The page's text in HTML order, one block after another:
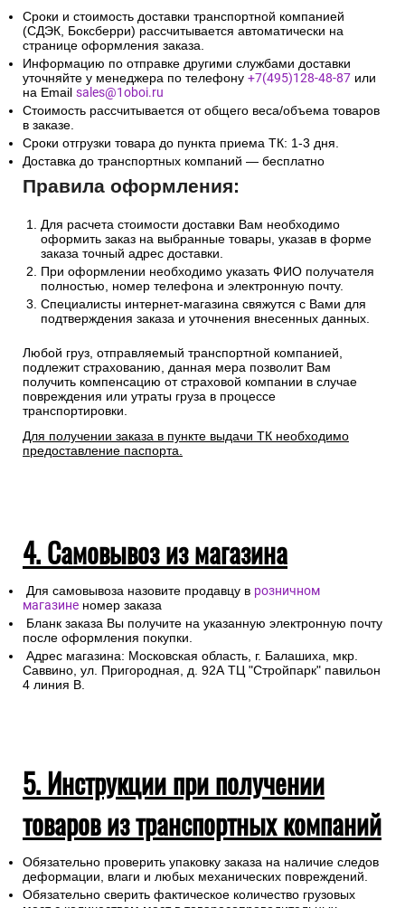
Сроки и стоимость доставки транспортной компанией
(СДЭК, Боксберри) рассчитывается автоматически на
странице оформления заказа.
Информацию по отправке другими службами доставки
уточняйте у менеджера по телефону +7(495)128-48-87 или
на Email sales@1oboi.ru
Стоимость рассчитывается от общего веса/объема товаров
в заказе.
Сроки отгрузки товара до пункта приема ТК: 1-3 дня.
Доставка до транспортных компаний — бесплатно
Правила оформления:
Для расчета стоимости доставки Вам необходимо
оформить заказ на выбранные товары, указав в форме
заказа точный адрес доставки.
При оформлении необходимо указать ФИО получателя
полностью, номер телефона и электронную почту.
Специалисты интернет-магазина свяжутся с Вами для
подтверждения заказа и уточнения внесенных данных.
Любой груз, отправляемый транспортной компанией,
подлежит страхованию, данная мера позволит Вам
получить компенсацию от страховой компании в случае
повреждения или утраты груза в процессе
транспортировки.
Для получении заказа в пункте выдачи ТК необходимо
предоставление паспорта.
4. Самовывоз из магазина
Для самовывоза назовите продавцу в розничном
магазине номер заказа
Бланк заказа Вы получите на указанную электронную почту
после оформления покупки.
Адрес магазина: Московская область, г. Балашиха, мкр.
Саввино, ул. Пригородная, д. 92А ТЦ "Стройпарк" павильон
4 линия В.
5. Инструкции при получении
товаров из транспортных компаний
Обязательно проверить упаковку заказа на наличие следов
деформации, влаги и любых механических повреждений.
Обязательно сверить фактическое количество грузовых